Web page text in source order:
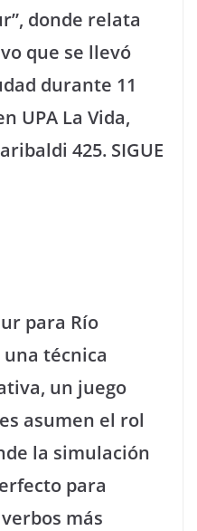
donde relata
que se llevó
durante 11
UPA La Vida,
425. SIGUE
para Río
una técnica
un juego
asumen el rol
la simulación
para
más